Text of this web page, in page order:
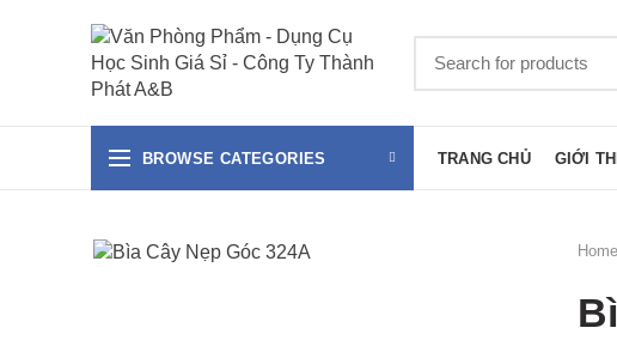
BROWSE CATEGORIES TRANG CHỦ GIỚI
Home